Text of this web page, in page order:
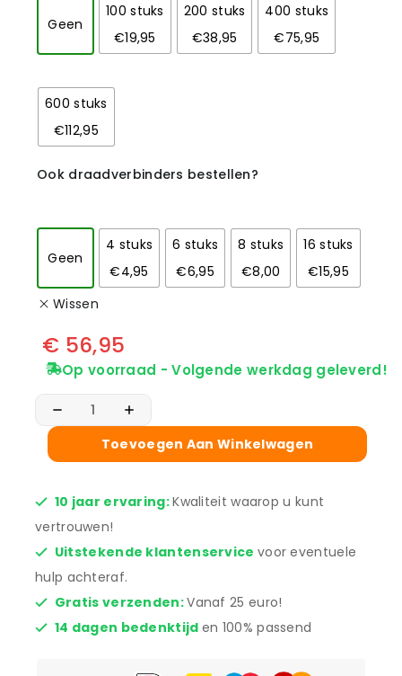
Geen
100 stuks
€19,95
200 stuks
€38,95
400 stuks
€75,95
600 stuks
€112,95
Ook draadverbinders bestellen?
Geen
4 stuks
€4,95
6 stuks
€6,95
8 stuks
€8,00
16 stuks
€15,95
Wissen
€ 56,95
Op voorraad - Volgende werkdag geleverd!
Toevoegen Aan Winkelwagen
10 jaar ervaring:Kwaliteit waarop u kunt
vertrouwen!
Uitstekende klantenservice voor eventuele
hulp achteraf.
Gratis verzenden:Vanaf 25 euro!
14 dagen bedenktijd en 100% passend